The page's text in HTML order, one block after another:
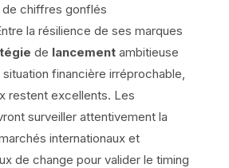
de chiffres gonflés
la résilience de ses marques
de lancementambitieuse
financière irréprochable,
restent excellents. Les
surveiller attentivement la
internationaux et
de change pour valider le timing